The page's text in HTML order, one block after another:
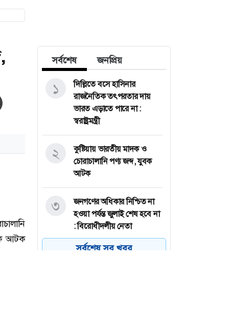
সর্বশেষ জনপ্রিয়
দিল্লিতে বসে হাসিনার
রাজনৈতিক তৎপরতার দায়
ভারত এড়াতে পারে না :
স্বরাষ্ট্রমন্ত্রী
১
কুষ্টিয়ায় ভারতীয় মাদক ও
চোরাচালানি পণ্য জব্দ, যুবক
আটক
২
জনগণের অধিকার নিশ্চিত না
হওয়া পর্যন্ত জুলাই শেষ হবে না
: বিরোধীদলীয় নেতা
৩
সর্বশেষ সব খবর